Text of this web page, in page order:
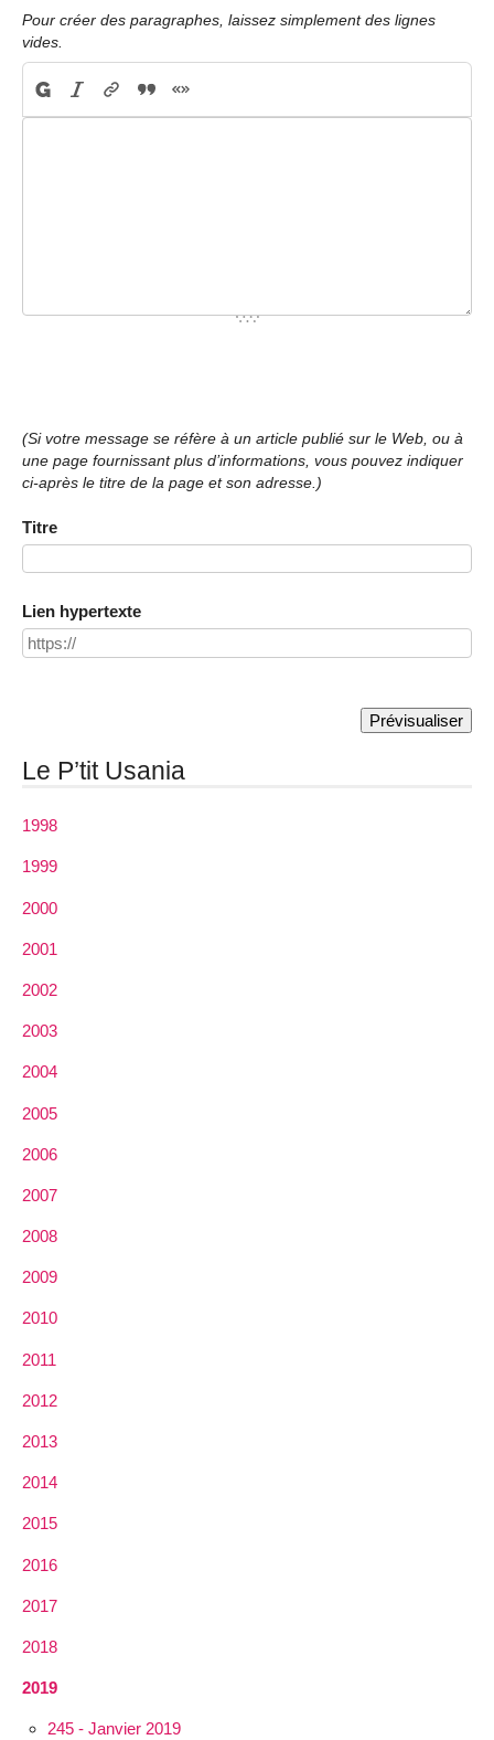
Pour créer des paragraphes, laissez simplement des lignes
vides.
(Si votre message se réfère à un article publié sur le Web, ou à
une page fournissant plus d’informations, vous pouvez indiquer
ci-après le titre de la page et son adresse.)
Titre
Lien hypertexte
Le P’tit Usania
1998
1999
2000
2001
2002
2003
2004
2005
2006
2007
2008
2009
2010
2011
2012
2013
2014
2015
2016
2017
2018
2019
245 - Janvier 2019